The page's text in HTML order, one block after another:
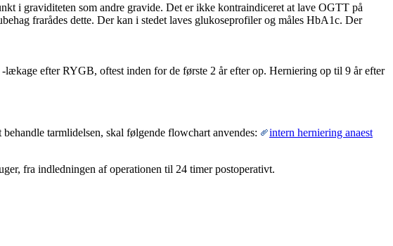
i graviditeten som andre gravide. Det er ikke kontraindiceret at lave OGTT på
frarådes dette. Der kan i stedet laves glukoseprofiler og måles HbA1c. Der
efter RYGB, oftest inden for de første 2 år efter op. Herniering op til 9 år efter
tarmlidelsen, skal følgende flowchart anvendes:
intern herniering anaest
fra indledningen af operationen til 24 timer postoperativt.